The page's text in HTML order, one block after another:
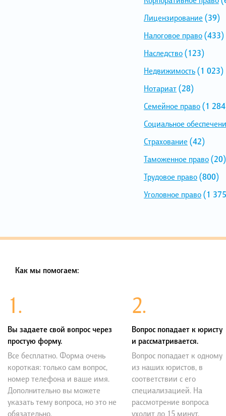
Лицензирование (39)
Налоговое право(433)
Наследство(123)
Недвижимость(1 023)
Нотариат(28)
Семейное право(1
Социальное
Страхование (42)
Таможенное право(20)
Трудовое право(800)
Уголовное право(1
Как мы помогаем:
1.
Вы задаете свой вопрос через
простую форму.
Все бесплатно. Форма очень
короткая: только сам вопрос,
номер телефона и ваше имя.
Дополнительно вы можете
указать тему вопроса, но это не
обязательно.
2.
Вопрос попадает к юристу
и рассматривается.
Вопрос попадает к одному
из наших юристов, в
соответствии с его
специализацией. На
рассмотрение вопроса
уходит до 15 минут.